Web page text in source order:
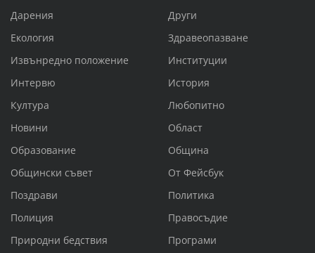
Дарения
Други
Екология
Здравеопазване
Извънредно положение
Институции
Интервю
История
Култура
Любопитно
Новини
Област
Образование
Община
Общински съвет
От Фейсбук
Поздрави
Политика
Полиция
Правосъдие
Природни бедствия
Програми